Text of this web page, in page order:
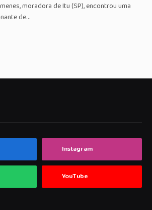
moradora de Itu (SP), encontrou uma
de…
Instagram
YouTube